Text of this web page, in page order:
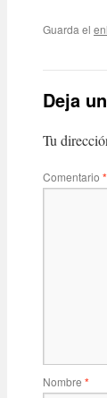
Guarda el
Deja
Tu
Comentario *
Nombre *